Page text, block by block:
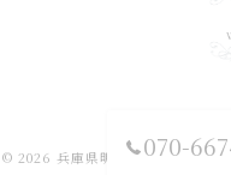
070-
© 2026 兵庫県明石市の痩身なら